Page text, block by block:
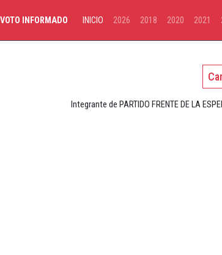
INFORMADO INICIO 2026 2018 2020 2021
Integrante de PARTIDO FRENTE DE LA